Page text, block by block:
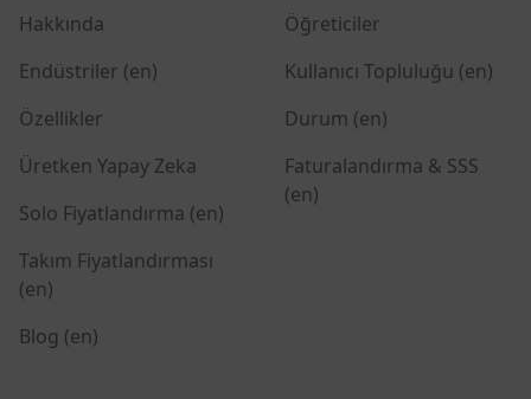
Hakkında
Endüstriler (en)
Özellikler
Üretken Yapay Zeka
Solo Fiyatlandırma (en)
Takım Fiyatlandırması
(en)
Blog (en)
Öğreticiler
Kullanıcı Topluluğu (en)
Durum (en)
Faturalandırma & SSS
(en)